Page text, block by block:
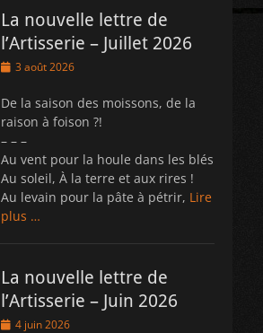
La nouvelle lettre de
l’Artisserie – Juillet 2026
Posted
3 août 2026
De la saison des moissons, de la
raison à foison ?!
– – –
Au vent pour la houle dans les blés
Au soleil, À la terre et aux rires !
Au levain pour la pâte à pétrir, Lire
plus …
La nouvelle lettre de
l’Artisserie – Juin 2026
Posted4 juin 2026